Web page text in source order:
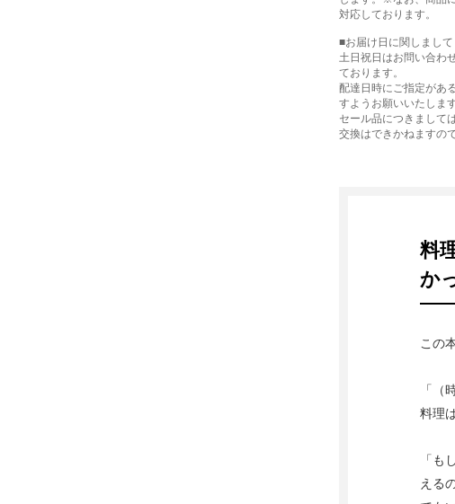
対応しております。
■お届け日に関しまして
土日祝日はお問い合わ
ております。
配達日時にご指定があ
すようお願いいたします
セール品につきまして
交換はできかねますの
料
か
この
「（
料理
「も
える